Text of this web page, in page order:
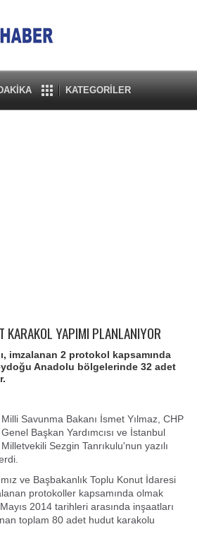
KATEGORİLER
KARAKOL YAPIMI PLANLANIYOR
imzalanan 2 protokol kapsamında
Anadolu bölgelerinde 32 adet
Milli Savunma Bakanı İsmet Yılmaz, CHP
Genel Başkan Yardımcısı ve İstanbul
Milletvekili Sezgin Tanrıkulu'nun yazılı
ve Başbakanlık Toplu Konut İdaresi
protokoller kapsamında olmak
2014 tarihleri arasında inşaatları
toplam 80 adet hudut karakolu